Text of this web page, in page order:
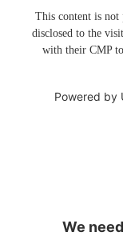
This content is not
disclosed to the
with their CMP
Powered by
We